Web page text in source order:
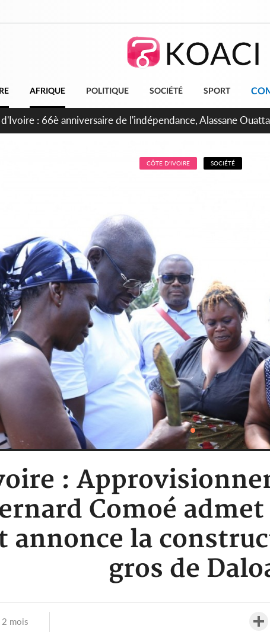
AFRIQUE POLITIQUE SOCIÉTÉ SPORT
: À Abidjan, Amadou Oury Bah admire le modèle
CÔTE D'IVOIRE SOCIÉTÉ
:
Comoé
annonce la
gros de
2 mois